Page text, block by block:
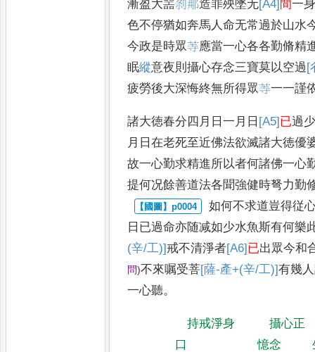
漸盈大噐𠛴𮟯造罪殃墜无[A4]間一
色不停猶如奔馬人命无常過於山水
今政是時眾䓁應當一心各各勤脩精
眠縱意夜則攝心存念三寶莫以空過[
疲勞後大深悔終無所得眾䓁一一謹
諸大徳春分四月日一月日 [A5]已過
月日在老死至近佛法欲滅諸大徳優
故一心勤求精進所以者何諸佛一心
提何况餘善道法各聞強健時弩力勤
如何不求道豈得従
日 已過命亦随减如少水魚斯有何樂
(辛/工)]戒不清淨者[A6]已出眾今和
問)不來嘱受菩[薩-產+(辛/工)]有幾人
一心聽。
持戒淨身
口
攝心正
憶念